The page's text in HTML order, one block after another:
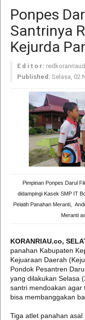
Ponpes
Santrinya
Kejurda
E d i t o r:
Published: Selasa, 02
Pimpinan Ponpes Darul
didampingi Kasek SMP IT
Pelatih Panahan Meranti,
Meranti
KORANRIAU.co,
panahan Kabupaten
Kejuaraan Daerah
Pondok Pesantren
yang dilakukan Selasa
santri mendoakan agar
bisa membanggakan
Tiga atlet panahan asal